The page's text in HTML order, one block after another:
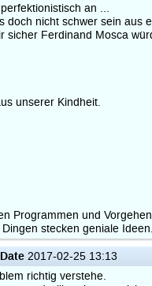
an ...
doch nicht schwer sein aus
sicher Ferdinand Mosca
unserer Kindheit.
Programmen und
stecken geniale Ideen.
Date2017-02-25 13:13
richtig verstehe.